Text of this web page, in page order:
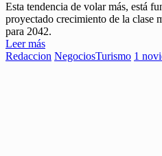
Esta tendencia de volar más, está
proyectado crecimiento de la clase
para 2042.
Leer más
Redaccion NegociosTurismo 1